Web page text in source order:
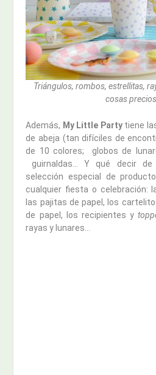
Triángulos, rombos, estrellitas,
cosas
Además, My Little Partytiene
de abeja (tan difíciles de
de 10 colores; globos de
guirnaldas… Y qué decir de
selección especial de
cualquier fiesta o celebración:
las pajitas de papel, los
de papel, los recipientes y
rayas y lunares…